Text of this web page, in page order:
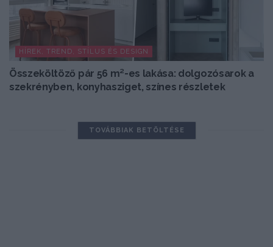
HÍREK, TREND, STÍLUS ÉS DESIGN
Összeköltöző pár 56 m²-es lakása: dolgozósarok a
szekrényben, konyhasziget, színes részletek
TOVÁBBIAK BETÖLTÉSE